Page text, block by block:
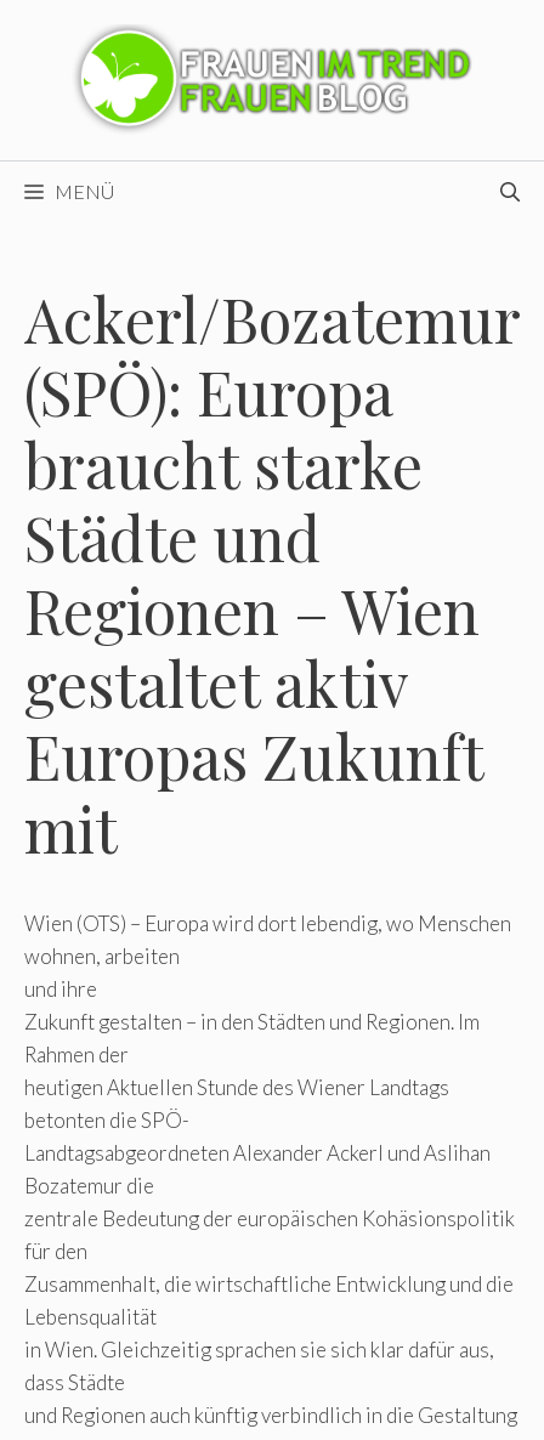
MENÜ
Ackerl/Bozatemur
(SPÖ): Europa
braucht starke
Städte und
Regionen – Wien
gestaltet aktiv
Europas Zukunft
mit
Wien (OTS) – Europa wird dort lebendig, wo Menschen
wohnen, arbeiten
und ihre
Zukunft gestalten – in den Städten und Regionen. Im
Rahmen der
heutigen Aktuellen Stunde des Wiener Landtags
betonten die SPÖ-
Landtagsabgeordneten Alexander Ackerl und Aslihan
Bozatemur die
zentrale Bedeutung der europäischen Kohäsionspolitik
für den
Zusammenhalt, die wirtschaftliche Entwicklung und die
Lebensqualität
in Wien. Gleichzeitig sprachen sie sich klar dafür aus,
dass Städte
und Regionen auch künftig verbindlich in die Gestaltung